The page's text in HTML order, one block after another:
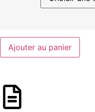
Ajouter au panier